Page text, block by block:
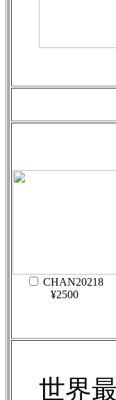
CHAN20218
¥2500
世界最